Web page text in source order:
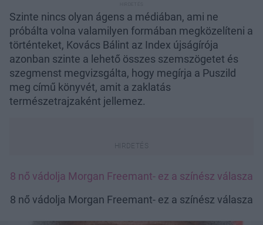
Szinte nincs olyan ágens a médiában, ami ne
próbálta volna valamilyen formában megközelíteni a
történteket, Kovács Bálint az Index újságírója
azonban szinte a lehető összes szemszögetet és
szegmenst megvizsgálta, hogy megírja a Puszild
meg című könyvét, amit a zaklatás
természetrajzaként jellemez.
8 nő vádolja Morgan Freemant- ez a színész válasza
8 nő vádolja Morgan Freemant- ez a színész válasza